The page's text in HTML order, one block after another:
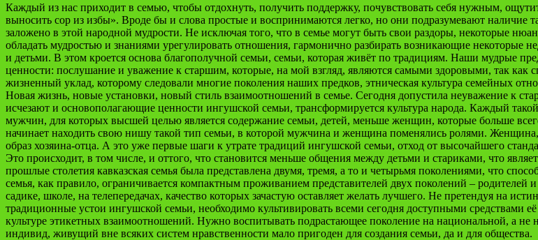
Каждый из нас приходит в семью, чтобы отдохнуть, получить поддержку, почувствовать себя нужным,
выносить сор из избы». Вроде бы и слова простые и воспринимаются легко, но они подразумевают наличие
заложено в этой народной мудрости. Не исключая того, что в семье могут быть свои раздоры, некоторые
обладать мудростью и знаниями урегулировать отношения, гармонично разбирать возникающие
и детьми. В этом кроется основа благополучной семьи, семьи, которая живёт по традициям. Наши мудрые
ценности: послушание и уважение к старшим, которые, на мой взгляд, являются самыми здоровыми, так
жизненный уклад, которому следовали многие поколения наших предков, этническая культура семейных
Новая жизнь, новые установки, новый стиль взаимоотношений в семье. Сегодня допустила неуважение к
исчезают и основополагающие ценности ингушской семьи, трансформируется культура народа. Каждый
мужчин, для которых высшей целью является содержание семьи, детей, меньше женщин, которые больше
начинает находить свою нишу такой тип семьи, в которой мужчина и женщина поменялись ролями.
образ хозяина-отца. А это уже первые шаги к утрате традиций ингушской семьи, отход от высочайшего
Это происходит, в том числе, и оттого, что становится меньше общения между детьми и стариками, что
прошлые столетия кавказская семья была представлена двумя, тремя, а то и четырьмя поколениями, что
семья, как правило, ограничивается компактным проживанием представителей двух поколений – родителей
садике, школе, на телепередачах, качество которых зачастую оставляет желать лучшего. Не претендуя на
традиционные устои ингушской семьи, необходимо культивировать всеми сегодня доступными средствами
культуре этикетных взаимоотношений. Нужно воспитывать подрастающее поколение на национальной, а
индивид, живущий вне всяких систем нравственности мало пригоден для создания семьи, да и для общества.